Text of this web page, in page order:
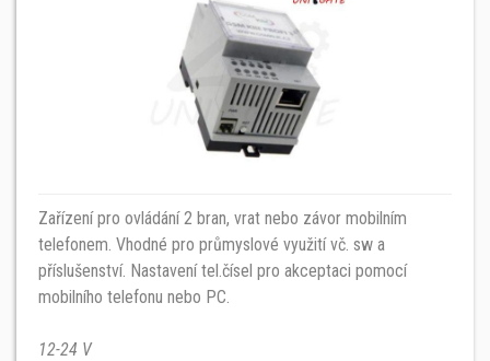
Zařízení pro ovládání 2 bran, vrat nebo závor mobilním
telefonem. Vhodné pro průmyslové využití vč. sw a
příslušenství. Nastavení tel.čísel pro akceptaci pomocí
mobilního telefonu nebo PC.
12-24 V